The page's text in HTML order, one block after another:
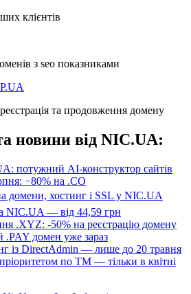
клієнтів
з seo показниками
та продовження домену
новини від NIC.UA:
потужний AI-конструктор сайтів
−80% на .CO
домени, хостинг і SSL у NIC.UA
NIC.UA — від 44,59 грн
.XYZ: -50% на реєстрацію домену
.PAY домен уже зараз
із DirectAdmin — лише до 20 травня
по ТМ — тільки в квітні